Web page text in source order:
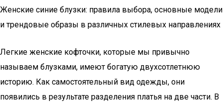
Женские синие блузки: правила выбора, основные модели
и трендовые образы в различных стилевых направлениях
Легкие женские кофточки, которые мы привычно
называем блузками, имеют богатую двухсотлетнюю
историю. Как самостоятельный вид одежды, они
появились в результате разделения платья на две части. В